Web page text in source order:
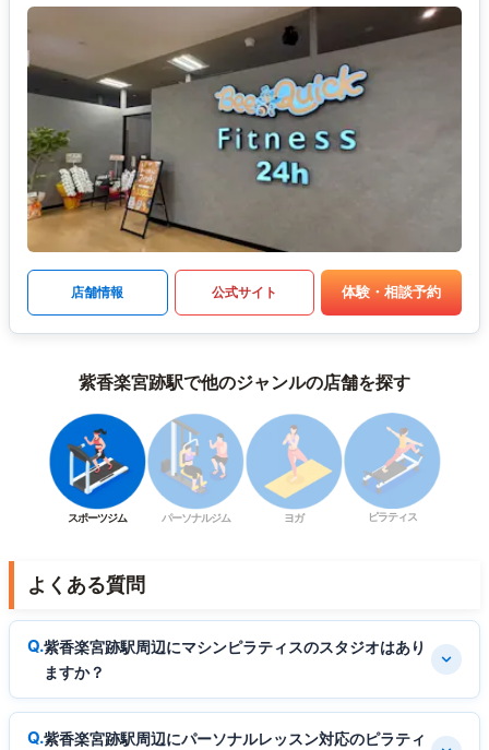
店舗情報 公式サイト 体験・相談予約
紫香楽宮跡駅で他のジャンルの店舗を探す
スポーツジム パーソナルジム ヨガ ピラティス
よくある質問
紫香楽宮跡駅周辺にマシンピラティスのスタジオはあり
ますか？
紫香楽宮跡駅周辺にパーソナルレッスン対応のピラティ